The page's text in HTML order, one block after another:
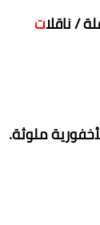
/ ناقلات
ملوثة.